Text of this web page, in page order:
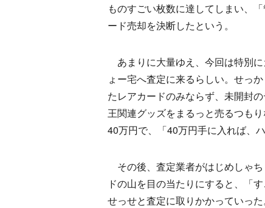
ものすごい枚数に達してしまい、
ード売却を決断したという。
あまりに大量ゆえ、今回は特別
ょー宅へ査定に来るらしい。せっ
たレアカードのみならず、未開封
王関連グッズをまるっと売るつも
40万円で、「40万円手に入れば、
その後、査定業者がはじめしゃ
ドの山を目の当たりにすると、「
せっせと査定に取りかかっていっ